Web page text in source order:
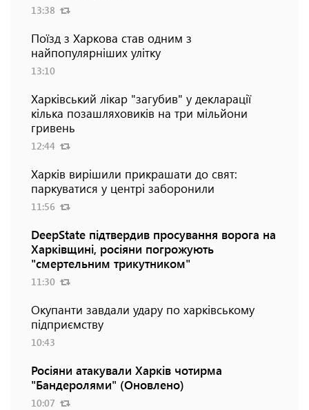
13:38
Поїзд з Харкова став одним з
найпопулярніших улітку
13:10
Харківський лікар "загубив" у декларації
кілька позашляховиків на три мільйони
гривень
12:44
Харків вирішили прикрашати до свят:
паркуватися у центрі заборонили
11:56
DeepState підтвердив просування ворога на
Харківщині, росіяни погрожують
"смертельним трикутником"
11:30
Окупанти завдали удару по харківському
підприємству
10:43
Росіяни атакували Харків чотирма
"Бандеролями" (Оновлено)
10:07